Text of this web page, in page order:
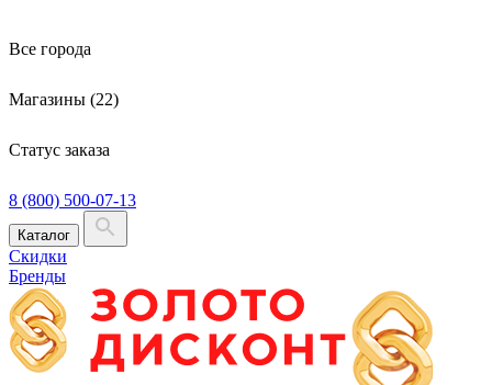
Все города
Магазины (22)
Статус заказа
8 (800) 500-07-13
Каталог
Скидки
Бренды